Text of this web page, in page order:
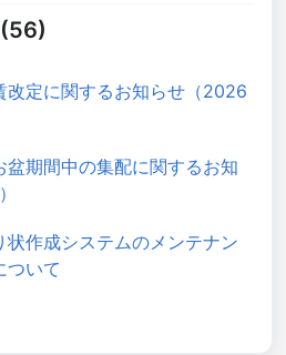
改定に関するお知らせ（2026
盆期間中の集配に関するお知
状作成システムのメンテナン
ついて